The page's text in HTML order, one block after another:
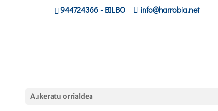
944724366- BILBO info@harrobia.net
Aukeratu orrialdea